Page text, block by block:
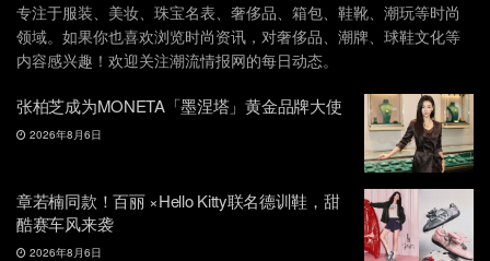
专注于服装、美妆、珠宝名表、奢侈品、箱包、鞋靴、潮玩等时尚
领域。如果你也喜欢浏览时尚资讯，对奢侈品、潮牌、球鞋文化等
内容感兴趣！欢迎关注潮流情报网的每日动态。
张柏芝成为MONETA「墨涅塔」黄金品牌大使
2026年8月6日
章若楠同款！百丽 ×Hello Kitty联名德训鞋，甜
酷赛车风来袭
2026年8月6日